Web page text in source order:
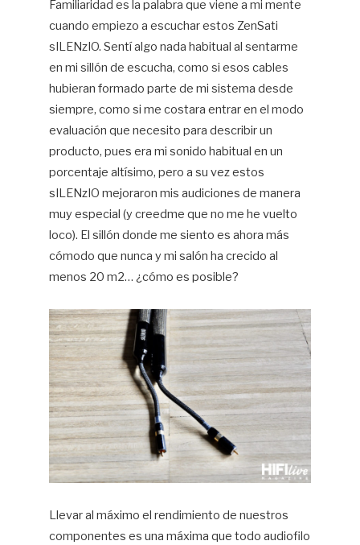
Familiaridad es la palabra que viene a mi mente
cuando empiezo a escuchar estos ZenSati
sILENzIO. Sentí algo nada habitual al sentarme
en mi sillón de escucha, como si esos cables
hubieran formado parte de mi sistema desde
siempre, como si me costara entrar en el modo
evaluación que necesito para describir un
producto, pues era mi sonido habitual en un
porcentaje altísimo, pero a su vez estos
sILENzIO mejoraron mis audiciones de manera
muy especial (y creedme que no me he vuelto
loco). El sillón donde me siento es ahora más
cómodo que nunca y mi salón ha crecido al
menos 20 m2… ¿cómo es posible?
Llevar al máximo el rendimiento de nuestros
componentes es una máxima que todo audiofilo